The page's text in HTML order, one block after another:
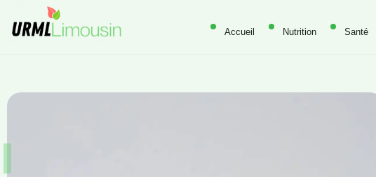
Accueil Nutrition Santé